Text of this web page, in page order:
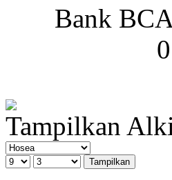
Bank
Tampilkan